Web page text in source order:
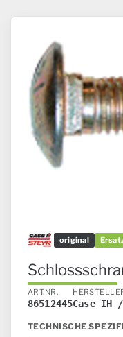
original
ART.NR.
86512445Case IH
TECHNISCHE